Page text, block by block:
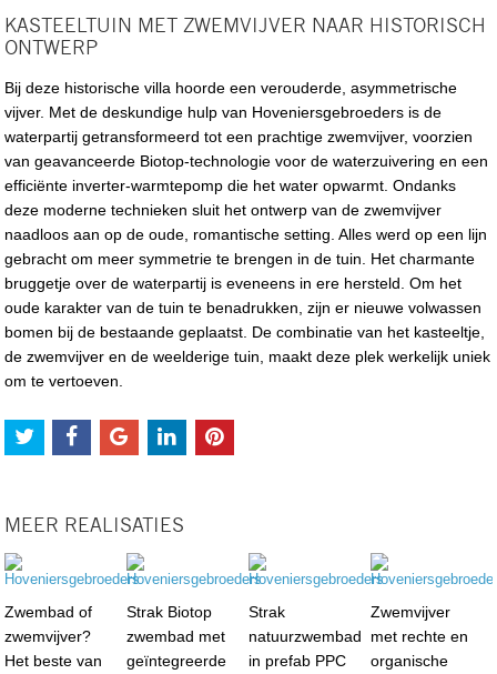
KASTEELTUIN MET ZWEMVIJVER NAAR HISTORISCH
ONTWERP
Bij deze historische villa hoorde een verouderde, asymmetrische
vijver. Met de deskundige hulp van Hoveniersgebroeders is de
waterpartij getransformeerd tot een prachtige zwemvijver, voorzien
van geavanceerde Biotop-technologie voor de waterzuivering en een
efficiënte inverter-warmtepomp die het water opwarmt. Ondanks
deze moderne technieken sluit het ontwerp van de zwemvijver
naadloos aan op de oude, romantische setting. Alles werd op een lijn
gebracht om meer symmetrie te brengen in de tuin. Het charmante
bruggetje over de waterpartij is eveneens in ere hersteld. Om het
oude karakter van de tuin te benadrukken, zijn er nieuwe volwassen
bomen bij de bestaande geplaatst. De combinatie van het kasteeltje,
de zwemvijver en de weelderige tuin, maakt deze plek werkelijk uniek
om te vertoeven.
MEER REALISATIES
Zwembad of
zwemvijver?
Het beste van
Strak Biotop
zwembad met
geïntegreerde
Strak
natuurzwembad
in prefab PPC
Zwemvijver
met rechte en
organische